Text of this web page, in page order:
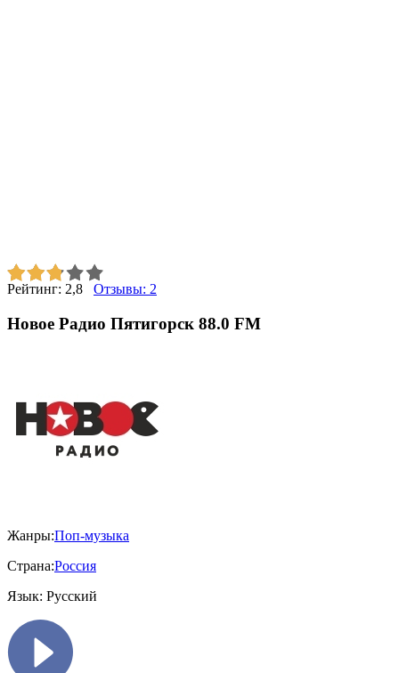
Рейтинг: 2,8 Отзывы: 2
Новое Радио Пятигорск 88.0 FM
Жанры:Поп-музыка
Страна:Россия
Язык: Русский